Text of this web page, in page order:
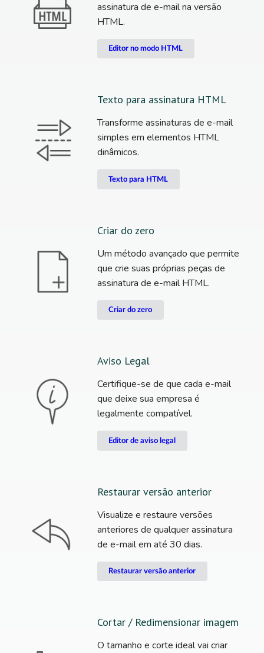
assinatura de e-mail na versão
HTML.
Editor no modo HTML
Texto para assinatura HTML
Transforme assinaturas de e-mail
simples em elementos HTML
dinâmicos.
Texto para HTML
Criar do zero
Um método avançado que permite
que crie suas próprias peças de
assinatura de e-mail HTML.
Criar do zero
Aviso Legal
Certifique-se de que cada e-mail
que deixe sua empresa é
legalmente compatível.
Editor de aviso legal
Restaurar versão anterior
Visualize e restaure versões
anteriores de qualquer assinatura
de e-mail em até 30 dias.
Restaurar versão anterior
Cortar / Redimensionar imagem
O tamanho e corte ideal vai criar